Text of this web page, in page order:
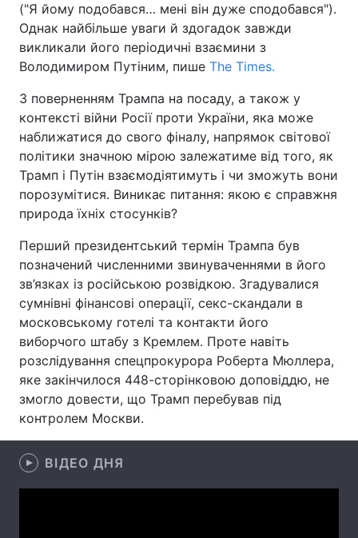
Техно і зв'язок Лайт
Зброя Інциденти
Цікавинки Погода
Екологія Регіони
Лонгріди
Відео з Youtube Статті
Інтерв'ю Думки
Архів Вакансії
Контакти
Послуги
("Я йому подобався… мені він дуже сподобався").
Однак найбільше уваги й здогадок завжди
викликали його періодичні взаємини з
Володимиром Путіним, пише The Times.
З поверненням Трампа на посаду, а також у
контексті війни Росії проти України, яка може
наближатися до свого фіналу, напрямок світової
політики значною мірою залежатиме від того, як
Трамп і Путін взаємодіятимуть і чи зможуть вони
порозумітися. Виникає питання: якою є справжня
природа їхніх стосунків?
Перший президентський термін Трампа був
позначений численними звинуваченнями в його
зв’язках із російською розвідкою. Згадувалися
сумнівні фінансові операції, секс-скандали в
московському готелі та контакти його
виборчого штабу з Кремлем. Проте навіть
розслідування спецпрокурора Роберта Мюллера,
яке закінчилося 448-сторінковою доповіддю, не
змогло довести, що Трамп перебував під
контролем Москви.
ВІДЕО ДНЯ